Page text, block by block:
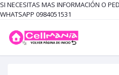
SI NECESITAS MAS INFORMACIÓN O
WHATSAPP 0984051531